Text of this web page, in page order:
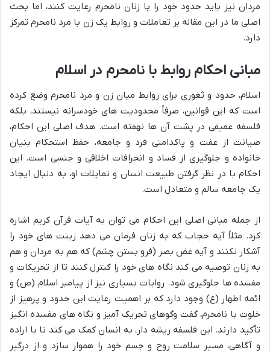
مردان نیز باید حدود خود را با زنان نامحرم رعایت کنند، اما بحث
اصلی ما در این مقاله بر تعاملات و روابط یک زن با مرد نامحرم تمرکز
دارد.
مبانی احکام روابط با نامحرم در اسلام
اسلام، حدود و ثغوری برای روابط میان زن و مرد نامحرم وضع کرده
است که این قوانین، صرفاً محدودیت های خودسرانه نیستند، بلکه
فلسفه عمیقی در پشت آن ها نهفته است. هدف اصلی این احکام،
صیانت از عفت و پاکدامنی فرد و جامعه، حفظ استحکام بنیان
خانواده و جلوگیری از فساد و انحرافات اخلاقی و جنسی است. این
احکام با در نظر گرفتن طبیعت انسان و تمایلات او، به دنبال ایجاد
یک جامعه سالم و متعادل است.
از جمله مبانی اصلی این احکام می توان به آیات قرآن کریم اشاره
کرد. مثلاً آیه حجاب که به زنان فرمان می دهد زینت های خود را
آشکار نکنند و آیه غض بصر (فرو بستن چشم) که هم به مردان و هم
به زنان توصیه می کند نگاه های خود را کنترل کنند تا از تحریکات و
مفسده ها جلوگیری شود. روایات بسیاری نیز از پیامبر اسلام (ص) و
ائمه اطهار (ع) وجود دارد که بر اهمیت رعایت این حدود و پرهیز از
خلوت با نامحرم، گفت وگوهای تحریک آمیز و نگاه های مفسده انگیز
تأکید دارند. این فلسفه ریشه دار، به انسان کمک می کند تا با اراده
و آگاهی، مسیر سلامت روح و جسم خود را هموار سازد و از درگیر